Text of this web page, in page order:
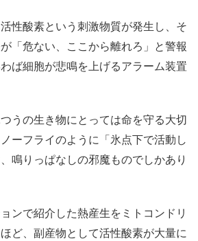
性酸素という刺激物質が発生し、そ
「危ない、ここから離れろ」と警報
ば細胞が悲鳴を上げるアラーム装置
うの生き物にとっては命を守る大切
ーフライのように「氷点下で活動し
鳴りっぱなしの邪魔ものでしかあり
ンで紹介した熱産生をミトコンドリ
ど、副産物として活性酸素が大量に